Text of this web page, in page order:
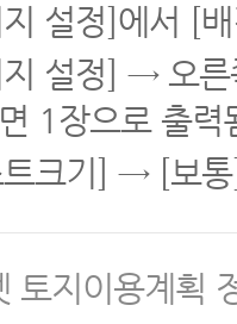
설정]에서 [
설정] → 오
1장으로 출력
트크기] → [보
토지이용계획